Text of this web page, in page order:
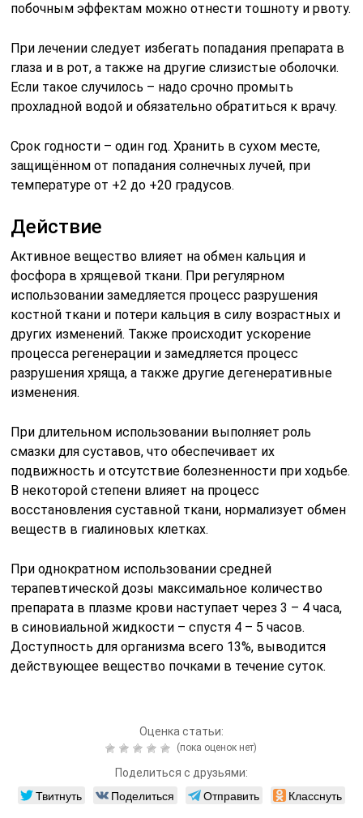
побочным эффектам можно отнести тошноту и рвоту.
При лечении следует избегать попадания препарата в
глаза и в рот, а также на другие слизистые оболочки.
Если такое случилось – надо срочно промыть
прохладной водой и обязательно обратиться к врачу.
Срок годности – один год. Хранить в сухом месте,
защищённом от попадания солнечных лучей, при
температуре от +2 до +20 градусов.
Действие
Активное вещество влияет на обмен кальция и
фосфора в хрящевой ткани. При регулярном
использовании замедляется процесс разрушения
костной ткани и потери кальция в силу возрастных и
других изменений. Также происходит ускорение
процесса регенерации и замедляется процесс
разрушения хряща, а также другие дегенеративные
изменения.
При длительном использовании выполняет роль
смазки для суставов, что обеспечивает их
подвижность и отсутствие болезненности при ходьбе.
В некоторой степени влияет на процесс
восстановления суставной ткани, нормализует обмен
веществ в гиалиновых клетках.
При однократном использовании средней
терапевтической дозы максимальное количество
препарата в плазме крови наступает через 3 – 4 часа,
в синовиальной жидкости – спустя 4 – 5 часов.
Доступность для организма всего 13%, выводится
действующее вещество почками в течение суток.
Оценка статьи:
(пока оценок нет)
Поделиться с друзьями:
Твитнуть Поделиться Отправить Класснуть